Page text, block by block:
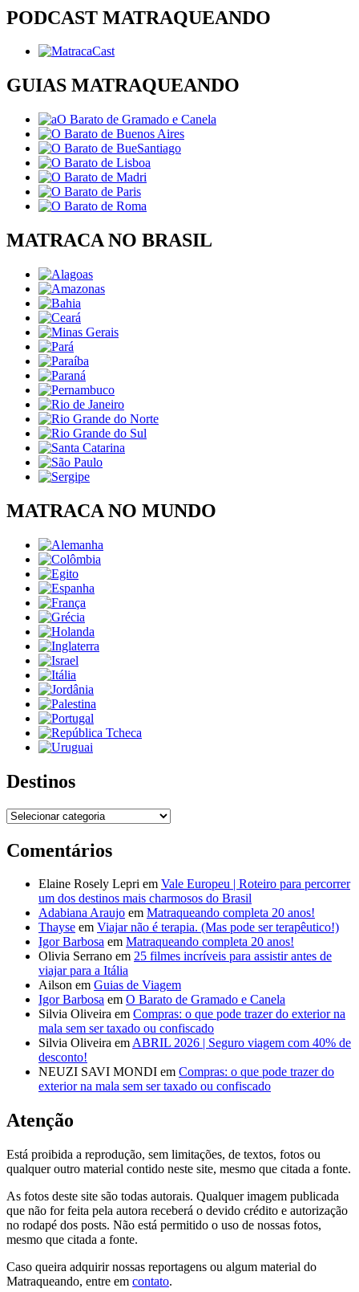
PODCAST MATRAQUEANDO
GUIAS MATRAQUEANDO
MATRACA NO BRASIL
MATRACA NO MUNDO
Destinos
Destinos
Comentários
Elaine Rosely Lepri em Vale Europeu | Roteiro para percorrer
um dos destinos mais charmosos do Brasil
Adabiana Araujo em Matraqueando completa 20 anos!
Thayse em Viajar não é terapia. (Mas pode ser terapêutico!)
Igor Barbosa em Matraqueando completa 20 anos!
Olivia Serrano em 25 filmes incríveis para assistir antes de
viajar para a Itália
Ailson em Guias de Viagem
Igor Barbosa em O Barato de Gramado e Canela
Silvia Oliveira em Compras: o que pode trazer do exterior na
mala sem ser taxado ou confiscado
Silvia Oliveira emABRIL 2026 | Seguro viagem com 40% de
desconto!
NEUZI SAVI MONDI em Compras: o que pode trazer do
exterior na mala sem ser taxado ou confiscado
Atenção
Está proibida a reprodução, sem limitações, de textos, fotos ou
qualquer outro material contido neste site, mesmo que citada a fonte.
As fotos deste site são todas autorais. Qualquer imagem publicada
que não for feita pela autora receberá o devido crédito e autorização
no rodapé dos posts. Não está permitido o uso de nossas fotos,
mesmo que citada a fonte.
Caso queira adquirir nossas reportagens ou algum material do
Matraqueando, entre em contato.